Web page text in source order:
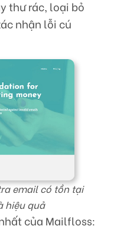
thư rác, loại bỏ
nhận lỗi cú
email có tồn tại
hiệu quả
của Mailfloss: